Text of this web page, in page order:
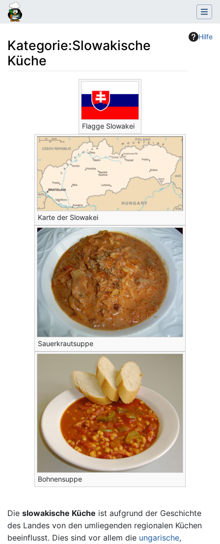
Hilfe
Kategorie:Slowakische
Küche
Navigation,Suche
Flagge Slowakei
Karte der Slowakei
Sauerkrautsuppe
Bohnensuppe
Die slowakische Küche ist aufgrund der Geschichte
des Landes von den umliegenden regionalen Küchen
beeinflusst. Dies sind vor allem die ungarische,